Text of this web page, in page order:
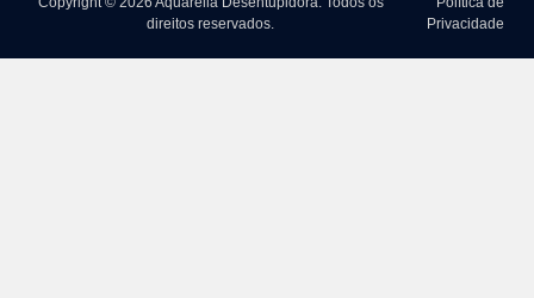
direitos reservados.
Privacidade